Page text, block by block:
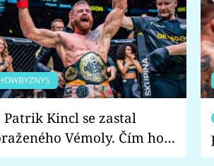
Vémoly. Čím ho
naštvali?